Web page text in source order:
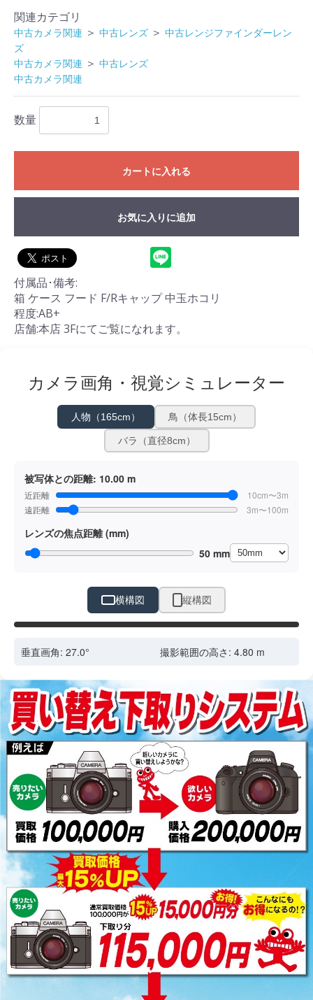
関連カテゴリ
中古カメラ関連 ＞ 中古レンズ ＞ 中古レンジファインダーレン
ズ
中古カメラ関連 ＞ 中古レンズ
中古カメラ関連
数量
カートに入れる
お気に入りに追加
付属品･備考:
箱 ケース フード F/Rキャップ 中玉ホコリ
程度:AB+
店舗:本店 3Fにてご覧になれます。
カメラ画角・視覚シミュレーター
人物（165cm） 鳥（体長15cm）
バラ（直径8cm）
被写体との距離: 10.00 m
近距離
10cm〜3m
遠距離
3m〜100m
レンズの焦点距離 (mm)
50 mm
横構図
縦構図
ドラッグで位置調整
垂直画角: 27.0° 撮影範囲の高さ: 4.80 m